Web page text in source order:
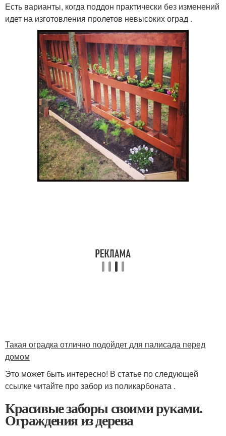
Есть варианты, когда поддон практически без изменений
идет на изготовления пролетов невысоких оград .
Такая оградка отлично подойдет для палисада перед
домом
Это может быть интересно! В статье по следующей
ссылке читайте про забор из поликарбоната .
Красивые заборы своими руками.
Ограждения из дерева